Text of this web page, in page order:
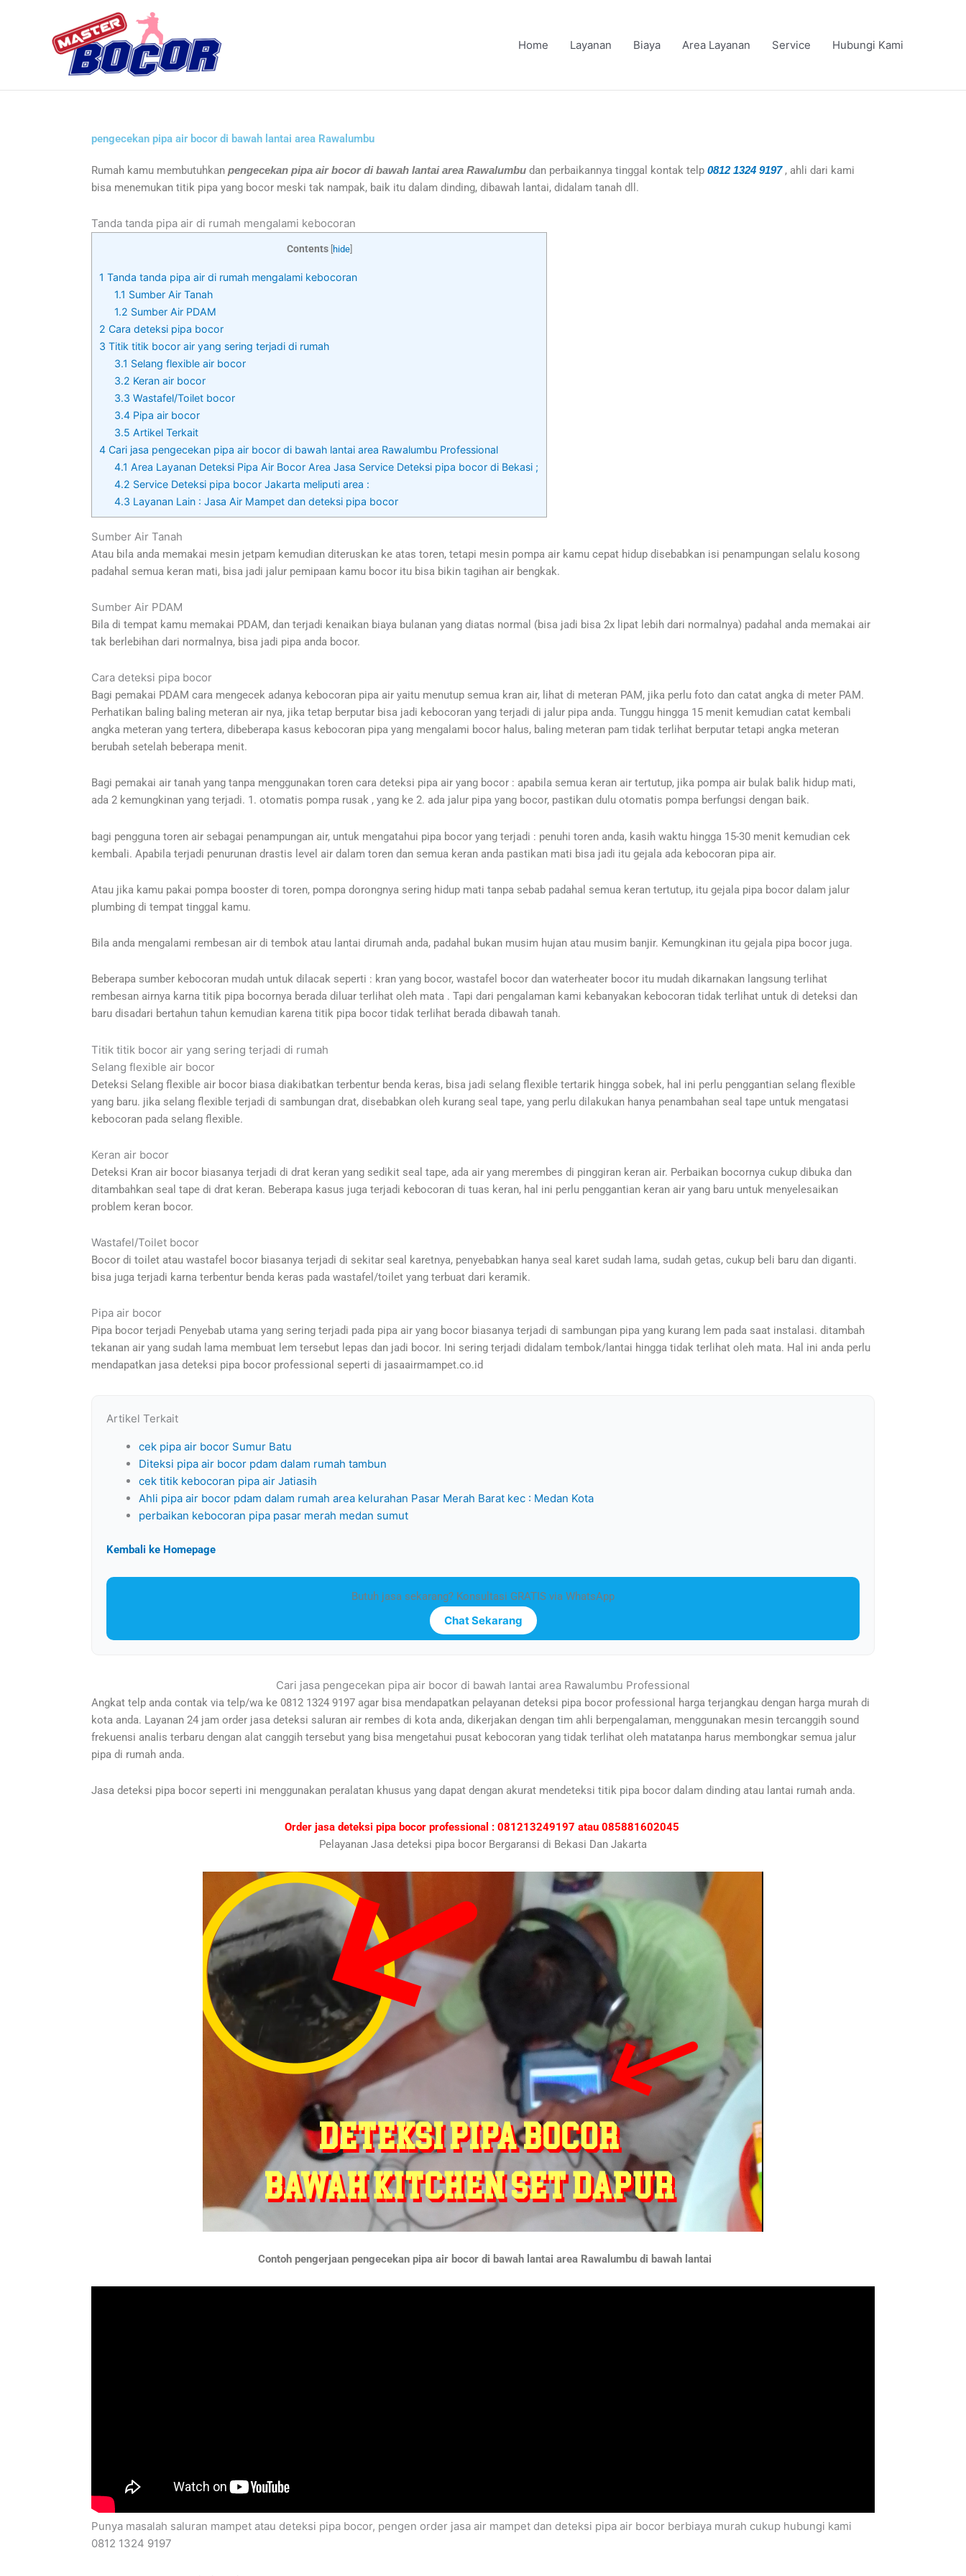
Home Layanan Biaya Area Layanan Service Hubungi Kami
pengecekan pipa air bocor di bawah lantai area Rawalumbu
Rumah kamu membutuhkan pengecekan pipa air bocor di bawah lantai area Rawalumbu dan perbaikannya tinggal kontak telp 0812 1324 9197, ahli dari kami
bisa menemukan titik pipa yang bocor meski tak nampak, baik itu dalam dinding, dibawah lantai, didalam tanah dll.
Tanda tanda pipa air di rumah mengalami kebocoran
Contents hide]
1 Tanda tanda pipa air di rumah mengalami kebocoran
1.1 Sumber Air Tanah
1.2 Sumber Air PDAM
2 Cara deteksi pipa bocor
3 Titik titik bocor air yang sering terjadi di rumah
3.1 Selang flexible air bocor
3.2 Keran air bocor
3.3 Wastafel/Toilet bocor
3.4 Pipa air bocor
3.5 Artikel Terkait
4 Cari jasa pengecekan pipa air bocor di bawah lantai area Rawalumbu Professional
4.1 Area Layanan Deteksi Pipa Air Bocor Area Jasa Service Deteksi pipa bocor di Bekasi ;
4.2 Service Deteksi pipa bocor Jakarta meliputi area :
4.3 Layanan Lain : Jasa Air Mampet dan deteksi pipa bocor
Sumber Air Tanah
Atau bila anda memakai mesin jetpam kemudian diteruskan ke atas toren, tetapi mesin pompa air kamu cepat hidup disebabkan isi penampungan selalu kosong
padahal semua keran mati, bisa jadi jalur pemipaan kamu bocor itu bisa bikin tagihan air bengkak.
Sumber Air PDAM
Bila di tempat kamu memakai PDAM, dan terjadi kenaikan biaya bulanan yang diatas normal (bisa jadi bisa 2x lipat lebih dari normalnya) padahal anda memakai air
tak berlebihan dari normalnya, bisa jadi pipa anda bocor.
Cara deteksi pipa bocor
Bagi pemakai PDAM cara mengecek adanya kebocoran pipa air yaitu menutup semua kran air, lihat di meteran PAM, jika perlu foto dan catat angka di meter PAM.
Perhatikan baling baling meteran air nya, jika tetap berputar bisa jadi kebocoran yang terjadi di jalur pipa anda. Tunggu hingga 15 menit kemudian catat kembali
angka meteran yang tertera, dibeberapa kasus kebocoran pipa yang mengalami bocor halus, baling meteran pam tidak terlihat berputar tetapi angka meteran
berubah setelah beberapa menit.
Bagi pemakai air tanah yang tanpa menggunakan toren cara deteksi pipa air yang bocor : apabila semua keran air tertutup, jika pompa air bulak balik hidup mati,
ada 2 kemungkinan yang terjadi. 1. otomatis pompa rusak , yang ke 2. ada jalur pipa yang bocor, pastikan dulu otomatis pompa berfungsi dengan baik.
bagi pengguna toren air sebagai penampungan air, untuk mengatahui pipa bocor yang terjadi : penuhi toren anda, kasih waktu hingga 15-30 menit kemudian cek
kembali. Apabila terjadi penurunan drastis level air dalam toren dan semua keran anda pastikan mati bisa jadi itu gejala ada kebocoran pipa air.
Atau jika kamu pakai pompa booster di toren, pompa dorongnya sering hidup mati tanpa sebab padahal semua keran tertutup, itu gejala pipa bocor dalam jalur
plumbing di tempat tinggal kamu.
Bila anda mengalami rembesan air di tembok atau lantai dirumah anda, padahal bukan musim hujan atau musim banjir. Kemungkinan itu gejala pipa bocor juga.
Beberapa sumber kebocoran mudah untuk dilacak seperti : kran yang bocor, wastafel bocor dan waterheater bocor itu mudah dikarnakan langsung terlihat
rembesan airnya karna titik pipa bocornya berada diluar terlihat oleh mata . Tapi dari pengalaman kami kebanyakan kebocoran tidak terlihat untuk di deteksi dan
baru disadari bertahun tahun kemudian karena titik pipa bocor tidak terlihat berada dibawah tanah.
Titik titik bocor air yang sering terjadi di rumah
Selang flexible air bocor
Deteksi Selang flexible air bocor biasa diakibatkan terbentur benda keras, bisa jadi selang flexible tertarik hingga sobek, hal ini perlu penggantian selang flexible
yang baru. jika selang flexible terjadi di sambungan drat, disebabkan oleh kurang seal tape, yang perlu dilakukan hanya penambahan seal tape untuk mengatasi
kebocoran pada selang flexible.
Keran air bocor
Deteksi Kran air bocor biasanya terjadi di drat keran yang sedikit seal tape, ada air yang merembes di pinggiran keran air. Perbaikan bocornya cukup dibuka dan
ditambahkan seal tape di drat keran. Beberapa kasus juga terjadi kebocoran di tuas keran, hal ini perlu penggantian keran air yang baru untuk menyelesaikan
problem keran bocor.
Wastafel/Toilet bocor
Bocor di toilet atau wastafel bocor biasanya terjadi di sekitar seal karetnya, penyebabkan hanya seal karet sudah lama, sudah getas, cukup beli baru dan diganti.
bisa juga terjadi karna terbentur benda keras pada wastafel/toilet yang terbuat dari keramik.
Pipa air bocor
Pipa bocor terjadi Penyebab utama yang sering terjadi pada pipa air yang bocor biasanya terjadi di sambungan pipa yang kurang lem pada saat instalasi. ditambah
tekanan air yang sudah lama membuat lem tersebut lepas dan jadi bocor. Ini sering terjadi didalam tembok/lantai hingga tidak terlihat oleh mata. Hal ini anda perlu
mendapatkan jasa deteksi pipa bocor professional seperti di jasaairmampet.co.id
Artikel Terkait
cek pipa air bocor Sumur Batu
Diteksi pipa air bocor pdam dalam rumah tambun
cek titik kebocoran pipa air Jatiasih
Ahli pipa air bocor pdam dalam rumah area kelurahan Pasar Merah Barat kec : Medan Kota
perbaikan kebocoran pipa pasar merah medan sumut
Kembali ke Homepage
Butuh jasa sekarang? Konsultasi GRATIS via WhatsApp
Chat Sekarang
Cari jasa pengecekan pipa air bocor di bawah lantai area Rawalumbu Professional
Angkat telp anda contak via telp/wa ke 0812 1324 9197 agar bisa mendapatkan pelayanan deteksi pipa bocor professional harga terjangkau dengan harga murah di
kota anda. Layanan 24 jam order jasa deteksi saluran air rembes di kota anda, dikerjakan dengan tim ahli berpengalaman, menggunakan mesin tercanggih sound
frekuensi analis terbaru dengan alat canggih tersebut yang bisa mengetahui pusat kebocoran yang tidak terlihat oleh matatanpa harus membongkar semua jalur
pipa di rumah anda.
Jasa deteksi pipa bocor seperti ini menggunakan peralatan khusus yang dapat dengan akurat mendeteksi titik pipa bocor dalam dinding atau lantai rumah anda.
Order jasa deteksi pipa bocor professional : 081213249197 atau 085881602045
Pelayanan Jasa deteksi pipa bocor Bergaransi di Bekasi Dan Jakarta
Contoh pengerjaan pengecekan pipa air bocor di bawah lantai area Rawalumbu di bawah lantai
Punya masalah saluran mampet atau deteksi pipa bocor, pengen order jasa air mampet dan deteksi pipa air bocor berbiaya murah cukup hubungi kami
0812 1324 9197